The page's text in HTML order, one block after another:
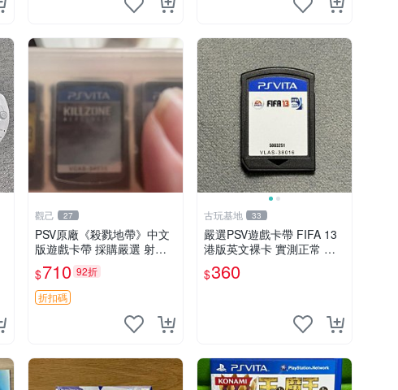
觀己 27
PSV原廠《殺戮地帶》中文
版遊戲卡帶 採購嚴選 射擊
迷必備 成色尚佳 插入即玩
殺戮地帶 PSV 射擊 游戲
$710 92折
折扣碼
古玩基地 33
嚴選PSV遊戲卡帶 FIFA 13
港版英文裸卡 實測正常 索
尼專用 不支持其他機器 買
二送優惠 FIFA 13 psv 港版
$360